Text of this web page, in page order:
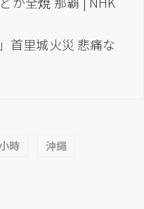
首里城火災 悲痛な
時 沖繩